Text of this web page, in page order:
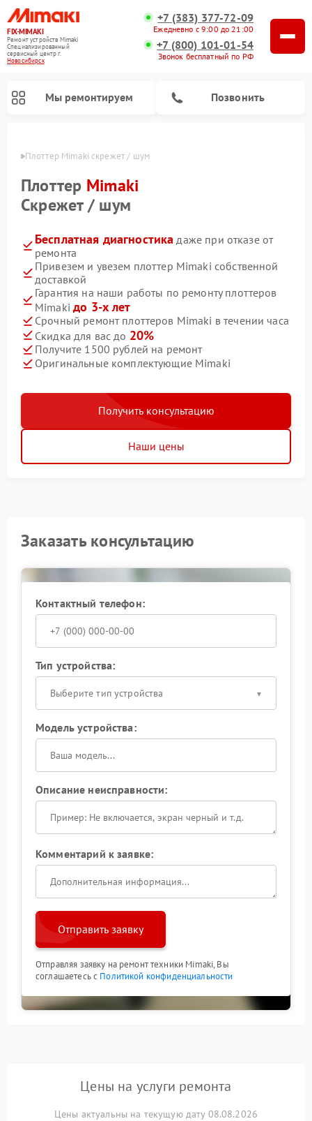
FIX-MIMAKI
Ремонт устройств Mimaki
Специализированный
cервисный центр г.
Новосибирск
+7 (383) 377-72-09
Ежедневно с 9:00 до 21:00
+7 (800) 101-01-54
Звонок бесплатный по РФ
Мы ремонтируем Позвонить
Плоттер Mimaki скрежет / шум
Плоттер Mimaki
Скрежет / шум
Бесплатная диагностика даже при отказе от
ремонта
Привезем и увезем плоттер Mimaki собственной
доставкой
Гарантия на наши работы по ремонту плоттеров
Mimakiдо 3-х лет
Срочный ремонт плоттеров Mimaki в течении часа
Скидка для вас до 20%
Получите 1500 рублей на ремонт
Оригинальные комплектующие Mimaki
Получить консультацию
Наши цены
Заказать консультацию
Контактный телефон:
Тип устройства:
Выберите тип устройства
Модель устройства:
Описание неисправности:
Комментарий к заявке:
Отправить заявку
Отправляя заявку на ремонт техники Mimaki, Вы
соглашаетесь с Политикой конфиденциальности
Цены на услуги ремонта
Цены актуальны на текущую дату 08.08.2026